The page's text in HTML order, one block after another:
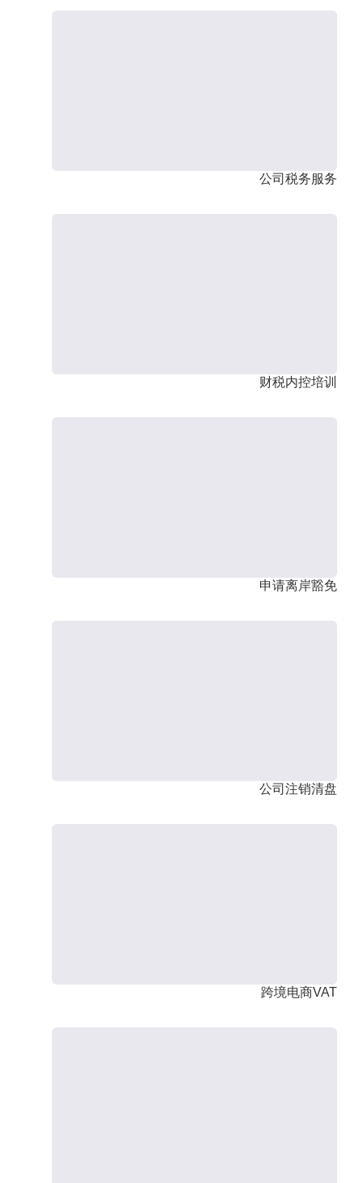
公司税务服务
财税内控培训
申请离岸豁免
公司注销清盘
跨境电商VAT